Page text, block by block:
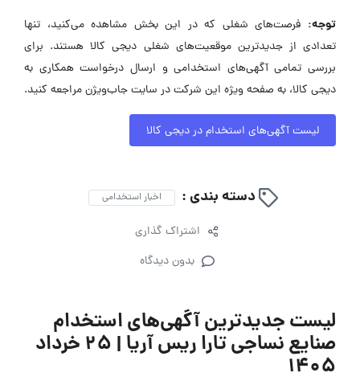
توجه: فرصت‌های شغلی که در این بخش مشاهده می‌کنید، تنها
تعدادی از جدیدترین موقعیت‌های شغلی دیجی کالا هستند. برای
بررسی تمامی آگهی‌های استخدامی و ارسال درخواست همکاری به
دیجی کالا، به صفحه ویژه این شرکت در سایت جاب‌ویژن مراجعه کنید.
لیست آگهی‌های استخدام در دیجی کالا
دسته بندی : اخبار استخدامی
اشتراک گذاری
بدون دیدگاه
لیست جدیدترین آگهی‌های استخدام
صنایع نساجی تارا ریس آریا | ۲۵ خرداد
۱۴۰۵